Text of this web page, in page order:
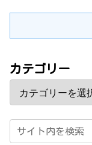
カテゴリー